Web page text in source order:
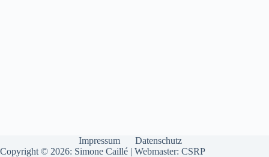
Impressum
Datenschutz
Copyright © 2026: Simone Caillé | Webmaster: CSRP